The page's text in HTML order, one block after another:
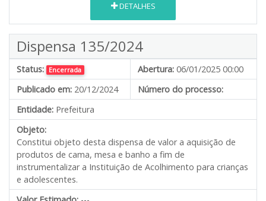
DETALHES
Dispensa 135/2024
Status: Encerrada Abertura: 06/01/2025 00:00
Publicado em: 20/12/2024
Número do processo:
Entidade: Prefeitura
Objeto:
Constitui objeto desta dispensa de valor a aquisição de
produtos de cama, mesa e banho a fim de
instrumentalizar a Instituição de Acolhimento para crianças
e adolescentes.